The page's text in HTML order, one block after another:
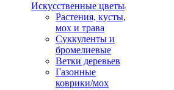
Искусственные цветы
Растения, кусты,
мох и трава
Суккуленты и
бромелиевые
Ветки деревьев
Газонные
коврики/мох